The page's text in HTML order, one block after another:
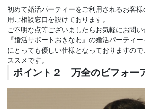
初めて婚活パーティーをご利用されるお客
用ご相談窓口を設けております。
ご不明な点等ございましたらお気軽にお問い
『婚活サポートおきなわ』の婚活パーティ
にとっても優しい仕様となっておりますの
ススメです。
ポイント２ 万全のビフォー